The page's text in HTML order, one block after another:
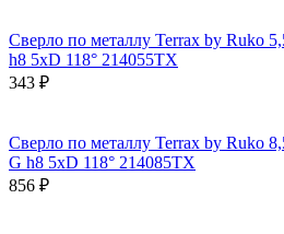
Сверло по металлу Terrax by Ruko
h8 5xD 118° 214055TX
343 ₽
Сверло по металлу Terrax by Ruko
G h8 5xD 118° 214085TX
856 ₽